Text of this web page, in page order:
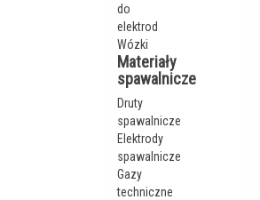
do
elektrod
Wózki
Materiały
spawalnicze
Druty
spawalnicze
Elektrody
spawalnicze
Gazy
techniczne